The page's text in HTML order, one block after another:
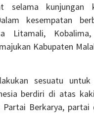
selama kunjungan
kesempatan
Litamali,
Kabupaten
sesuatu
berdiri di atas
Berkarya, partai